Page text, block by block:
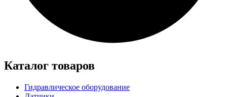
Каталог товаров
Гидравлическое оборудование